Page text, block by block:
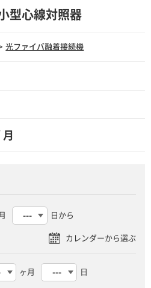
型心線対照器
光ファイバ融着接続機
月 日から
ヶ月 日